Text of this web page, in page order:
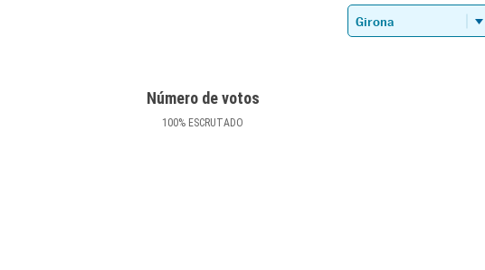
Número de votos
100% ESCRUTADO